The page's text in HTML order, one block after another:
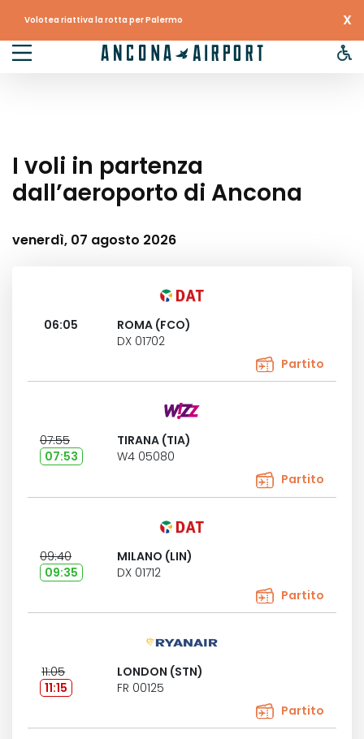
Volotea riattiva la rotta per Palermo X
I voli in partenza
dall’aeroporto di Ancona
venerdì, 07 agosto 2026
06:05
ROMA (FCO)
DX 01702
Partito
07:55
07:53
TIRANA (TIA)
W4 05080
Partito
09:40
09:35
MILANO (LIN)
DX 01712
Partito
11:05
11:15
LONDON (STN)
FR 00125
Partito